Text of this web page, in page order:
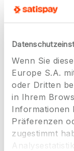
Wenn Sie
Europe S.A.
oder Dritten
in Ihrem
Informationen
Präferenzen
zugestimmt
Registrierung
Dashboard›
Stationäre
Mobile
E-
E-
Mit